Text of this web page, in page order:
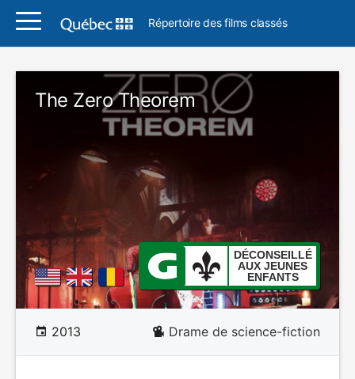
Répertoire des films classés
The Zero Theorem
DÉCONSEILLÉ
AUX JEUNES
ENFANTS
2013 Drame de science-fiction